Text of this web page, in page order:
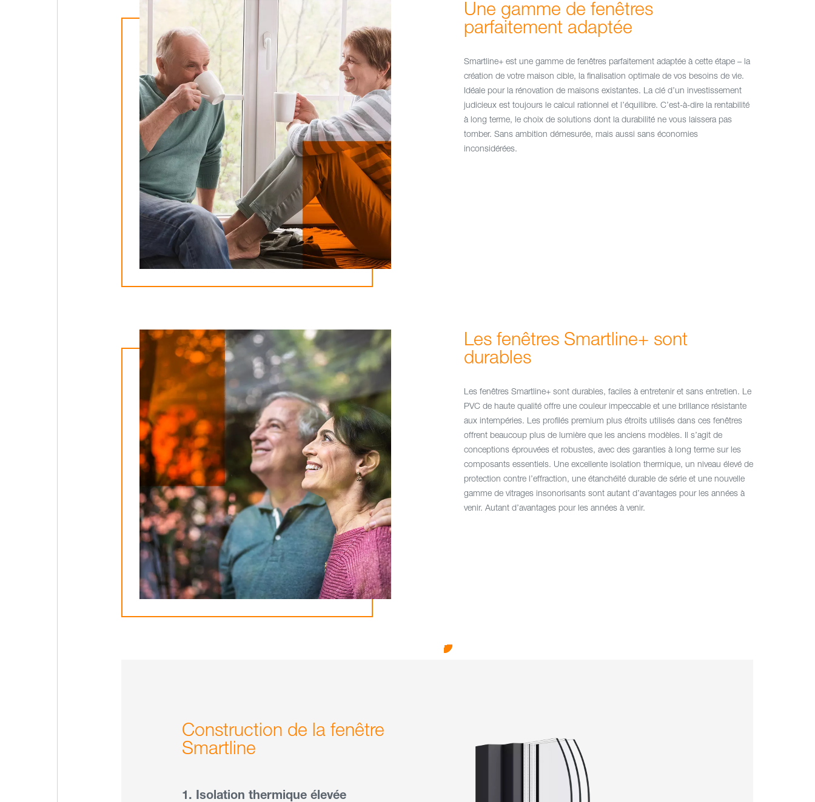
Une gamme de fenêtres
parfaitement adaptée
Smartline+ est une gamme de fenêtres parfaitement adaptée à cette étape – la
création de votre maison cible, la finalisation optimale de vos besoins de vie.
Idéale pour la rénovation de maisons existantes. La clé d’un investissement
judicieux est toujours le calcul rationnel et l’équilibre. C’est-à-dire la rentabilité
à long terme, le choix de solutions dont la durabilité ne vous laissera pas
tomber. Sans ambition démesurée, mais aussi sans économies
inconsidérées.
Les fenêtres Smartline+ sont
durables
Les fenêtres Smartline+ sont durables, faciles à entretenir et sans entretien. Le
PVC de haute qualité offre une couleur impeccable et une brillance résistante
aux intempéries. Les profilés premium plus étroits utilisés dans ces fenêtres
offrent beaucoup plus de lumière que les anciens modèles. Il s’agit de
conceptions éprouvées et robustes, avec des garanties à long terme sur les
composants essentiels. Une excellente isolation thermique, un niveau élevé de
protection contre l’effraction, une étanchéité durable de série et une nouvelle
gamme de vitrages insonorisants sont autant d’avantages pour les années à
venir. Autant d’avantages pour les années à venir.
Construction de la fenêtre
Smartline
1. Isolation thermique élevée